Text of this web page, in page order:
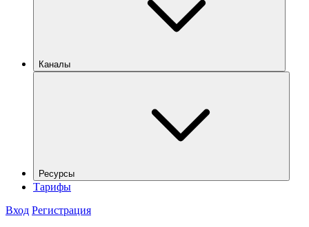
Каналы
Ресурсы
Тарифы
Вход Регистрация